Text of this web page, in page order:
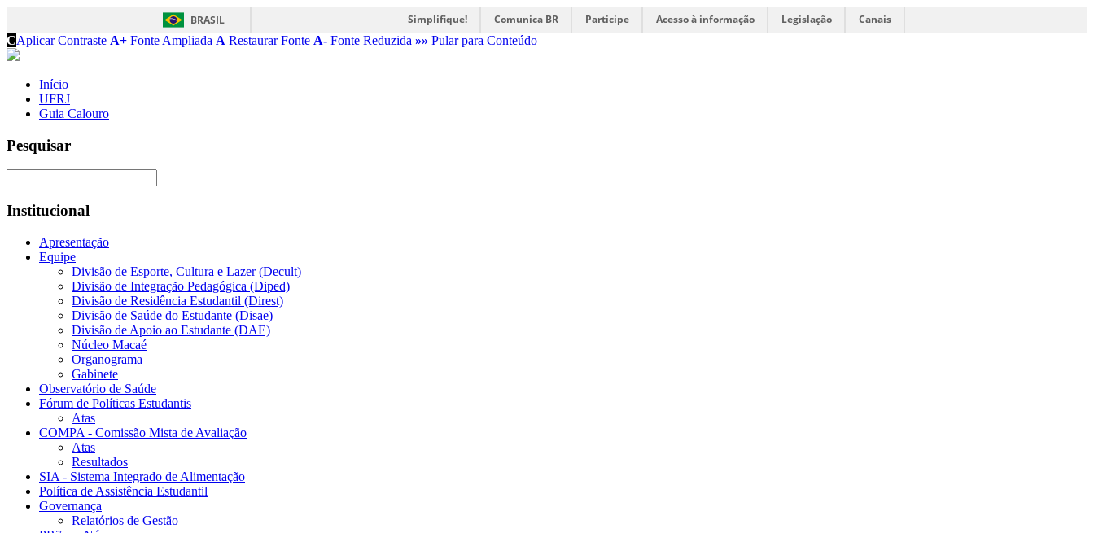
BRASIL Simplifique! Comunica BR Participe Acesso à informação Legislação
Canais
CAplicar Contraste A+ Fonte Ampliada A Restaurar Fonte A- Fonte Reduzida »» Pular para Conteúdo
Início
UFRJ
Guia Calouro
Pesquisar
Institucional
Apresentação
Equipe
Divisão de Esporte, Cultura e Lazer (Decult)
Divisão de Integração Pedagógica (Diped)
Divisão de Residência Estudantil (Direst)
Divisão de Saúde do Estudante (Disae)
Divisão de Apoio ao Estudante (DAE)
Núcleo Macaé
Organograma
Gabinete
Observatório de Saúde
Fórum de Políticas Estudantis
Atas
COMPA - Comissão Mista de Avaliação
Atas
Resultados
SIA - Sistema Integrado de Alimentação
Política de Assistência Estudantil
Governança
Relatórios de Gestão